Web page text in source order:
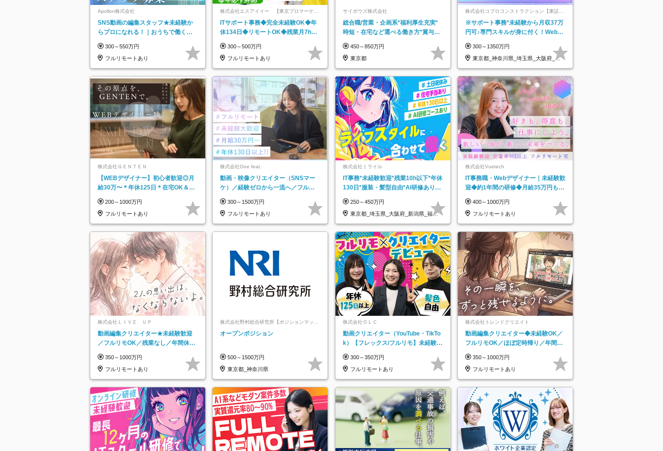
Apollon株式会社
SNS動画の編集スタッフ★未経験か
らプロになれる！｜おうちで働くフ
300～550万円
フルリモートあり
株式会社エスアイイー 【東京プロマーケッ
ITサポート事務◆完全未経験OK◆年
休134日◆リモートOK◆残業月7h以
300～500万円
フルリモートあり
サイボウズ株式会社
総合職/営業・企画系*福利厚生充実*
時短・在宅など選べる働き方*賞与年
450～850万円
東京都
株式会社コプロコンストラクション【東証プ
ライム上場コプロ・ホールディングス子会
社】
※サポート事務*未経験から月収37万
円可♪専門スキルが身に付く！Web面
300～1350万円
東京都_神奈川県_埼玉県_大阪府_愛
知県…
株式会社ＧＥＮＴＥＮ
【WEBデザイナー】初⼼者歓迎◎⽉
給30万〜＊年休125⽇＊在宅OK＆研
200～1000万円
フルリモートあり
株式会社One feat.
動画・映像クリエイター（SNSマー
ケ）／経験ゼロから一流へ／フルリ
日以上
300～1500万円
フルリモートあり
株式会社ミライル
IT事務*未経験歓迎*残業10h以下*年休
130日*服装・髪型自由*AI研修あり*
250～450万円
東京都_埼玉県_大阪府_新潟県_福岡
県
株式会社Vuetech
IT事務職・Webデザイナー｜未経験歓
迎◆約1年間の研修◆月給35万円も可
400～1000万円
フルリモートあり
株式会社ＬＩＶＥ ＵＰ
動画編集クリエイター★未経験歓迎
／フルリモOK／残業なし／年間休日
実で安心
350～1000万円
フルリモートあり
株式会社野村総合研究所【ポジションマッチ
オープンポジション
500～1500万円
東京都_神奈川県
株式会社ＯＬＣ
動画クリエイター（YouTube・TikTo
k）【フレックス/フルリモ】未経験O
300～350万円
フルリモートあり
株式会社トレンドクリエイト
動画編集クリエイター◆未経験OK／
フルリモOK／ほぼ定時帰り／年間休
OK
350～1000万円
フルリモートあり